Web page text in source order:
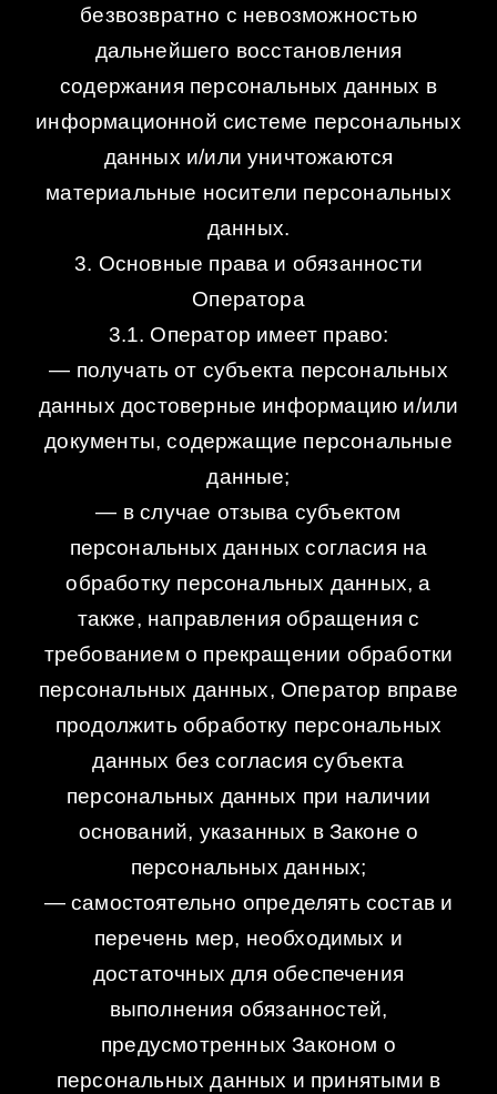
безвозвратно с невозможностью
дальнейшего восстановления
содержания персональных данных в
информационной системе персональных
данных и/или уничтожаются
материальные носители персональных
данных.
3. Основные права и обязанности
Оператора
3.1. Оператор имеет право:
— получать от субъекта персональных
данных достоверные информацию и/или
документы, содержащие персональные
данные;
— в случае отзыва субъектом
персональных данных согласия на
обработку персональных данных, а
также, направления обращения с
требованием о прекращении обработки
персональных данных, Оператор вправе
продолжить обработку персональных
данных без согласия субъекта
персональных данных при наличии
оснований, указанных в Законе о
персональных данных;
— самостоятельно определять состав и
перечень мер, необходимых и
достаточных для обеспечения
выполнения обязанностей,
предусмотренных Законом о
персональных данных и принятыми в